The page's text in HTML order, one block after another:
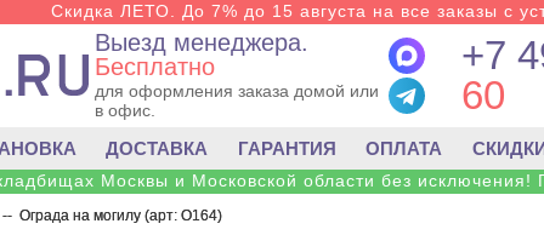
Скидка ЛЕТО. До 7% до 15 августа на все заказы с
Выезд менеджера.
Бесплатно
для оформления заказа домой или
в офис.
+7
60
ДОСТАВКА ГАРАНТИЯ ОПЛАТА
Москвы и Московской области без исключения!
-- Ограда на могилу (арт: O164)